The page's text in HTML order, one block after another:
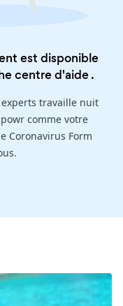
est disponible
centre d'aide.
travaille nuit
comme votre
Coronavirus Form